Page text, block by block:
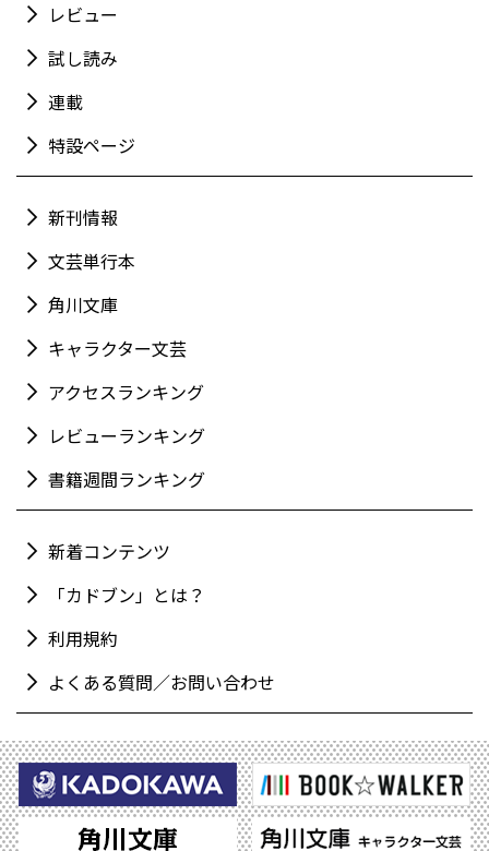
レビュー
試し読み
連載
特設ページ
新刊情報
文芸単行本
角川文庫
キャラクター文芸
アクセスランキング
レビューランキング
書籍週間ランキング
新着コンテンツ
「カドブン」とは？
利用規約
よくある質問／お問い合わせ